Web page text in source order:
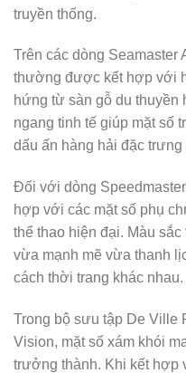
truyền thống.
Trên các dòng Seamaster
thường được kết hợp với
hứng từ sàn gỗ du
ngang tinh tế giúp mặt số
dấu ấn hàng hải đặc trưng
Đối với dòng
hợp với các mặt số phụ
thể thao hiện đại. Màu
vừa mạnh mẽ vừa thanh
cách thời trang khác nhau.
Trong bộ sưu tập De Ville
Vision, mặt số xám khói
trưởng thành. Khi kết hợp